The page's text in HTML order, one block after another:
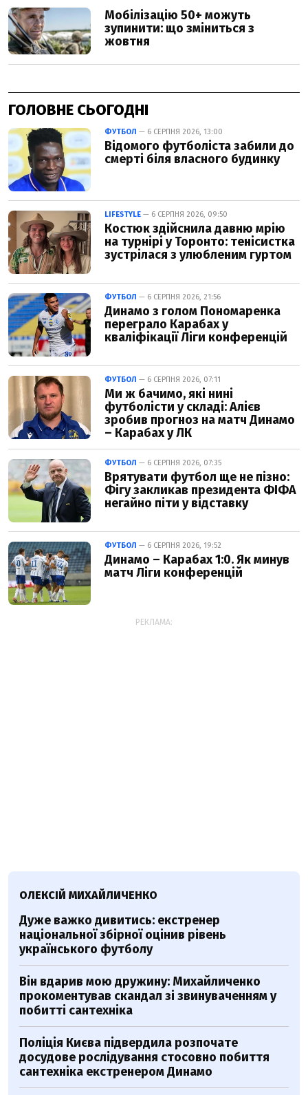
ГОЛОВНЕ СЬОГОДНІ
ФУТБОЛ — 6 СЕРПНЯ 2026, 13:00
Відомого футболіста забили до
смерті біля власного будинку
LIFESTYLE — 6 СЕРПНЯ 2026, 09:50
Костюк здійснила давню мрію
на турнірі у Торонто: тенісистка
зустрілася з улюбленим гуртом
ФУТБОЛ — 6 СЕРПНЯ 2026, 21:56
Динамо з голом Пономаренка
переграло Карабах у
кваліфікації Ліги конференцій
ФУТБОЛ — 6 СЕРПНЯ 2026, 07:11
Ми ж бачимо, які нині
футболісти у складі: Алієв
зробив прогноз на матч Динамо
– Карабах у ЛК
ФУТБОЛ — 6 СЕРПНЯ 2026, 07:35
Врятувати футбол ще не пізно:
Фігу закликав президента ФІФА
негайно піти у відставку
ФУТБОЛ — 6 СЕРПНЯ 2026, 19:52
Динамо – Карабах 1:0. Як минув
матч Ліги конференцій
РЕКЛАМА:
ОЛЕКСІЙ МИХАЙЛИЧЕНКО
Дуже важко дивитись: екстренер
національної збірної оцінив рівень
українського футболу
Він вдарив мою дружину: Михайличенко
прокоментував скандал зі звинуваченням у
побитті сантехніка
Поліція Києва підвердила розпочате
досудове рослідування стосовно побиття
сантехніка екстренером Динамо